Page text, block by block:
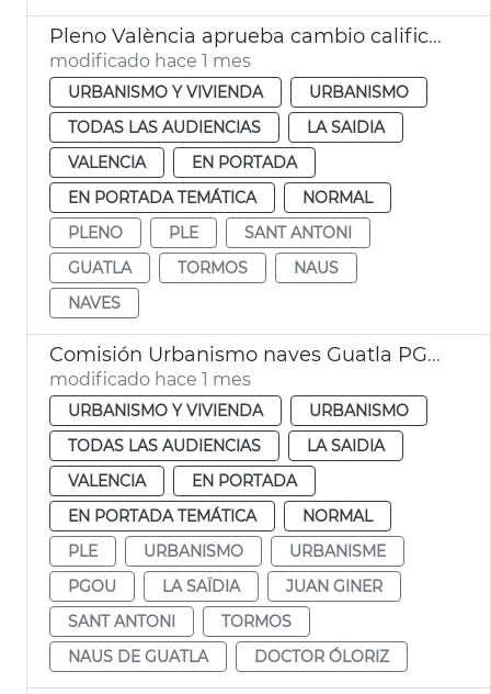
Pleno València aprueba cambio calificación naves Guatla
modificado hace 1 mes
URBANISMO Y VIVIENDA
URBANISMO
TODAS LAS AUDIENCIAS
LA SAIDIA
VALENCIA
EN PORTADA
EN PORTADA TEMÁTICA
NORMAL
PLENO
PLE
SANT ANTONI
GUATLA
TORMOS
NAUS
NAVES
Comisión Urbanismo naves Guatla PGOU
modificado hace 1 mes
URBANISMO Y VIVIENDA
URBANISMO
TODAS LAS AUDIENCIAS
LA SAIDIA
VALENCIA
EN PORTADA
EN PORTADA TEMÁTICA
NORMAL
PLE
URBANISMO
URBANISME
PGOU
LA SAÏDIA
JUAN GINER
SANT ANTONI
TORMOS
NAUS DE GUATLA
DOCTOR ÓLORIZ